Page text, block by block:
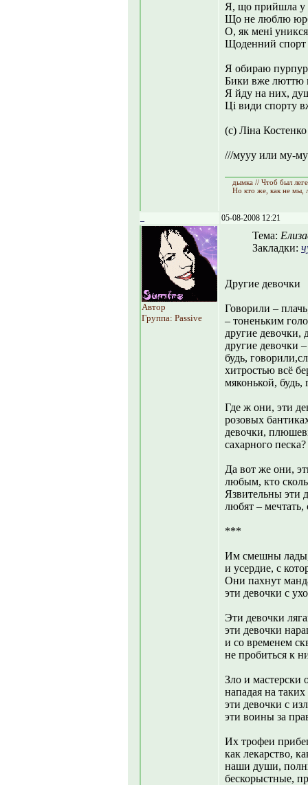
Я, що прийшла у
Що не люблю
О, як мені
Щоденний спорт
Я обираю
Бики вже люттю
Я йду на них,
Ці види спорту
(с) Ліна Костенко
///мууу или му-му
дымка // Чтоб был
Но кто же, как не мы,
05-08-2008 12:21
Автор
Группа: Passive
Тема:
Закладки:
Другие девочки
Говорили –
– тоненьким
другие девочки,
другие девочки
будь,
хитростью всё
мяконькой,
Где ж они, эти
розовых
девочки,
сахарного песка?
Да вот же они,
любым, кто
Язвительны эти
любят – мечтать,
***
Им смешны
и усердие, с
Они пахнут
эти девочки с
Эти девочки
эти девочки
и со временем
не пробиться к
Зло и мастерски
нападая на
эти девочки с
эти воины за
Их трофеи
как лекарство,
наши души,
бескорыстные,